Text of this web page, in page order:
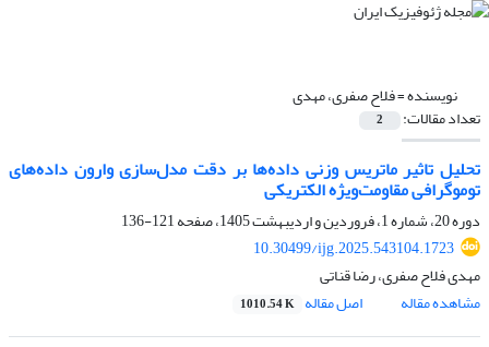
نویسنده =فلاح صفری، مهدی
تعداد مقالات: 2
تحلیل تاثیر ماتریس وزنی داده‌ها بر دقت مدل‌سازی وارون‌ داده‌های
توموگرافی مقاومت‌ویژه الکتریکی
دوره 20، شماره 1، فروردین و اردیبهشت 1405، صفحه
121-136
10.30499/ijg.2025.543104.1723
مهدی فلاح صفری، رضا قناتی
مشاهده مقاله
اصل مقاله 1010.54 K